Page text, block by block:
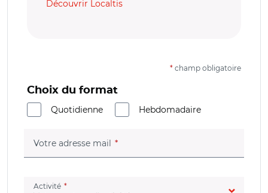
Découvrir Localtis
* champ obligatoire
Choix du format
Quotidienne
Hebdomadaire
Votre adresse mail (champ obligatoire)
Activité (champ obligatoire)